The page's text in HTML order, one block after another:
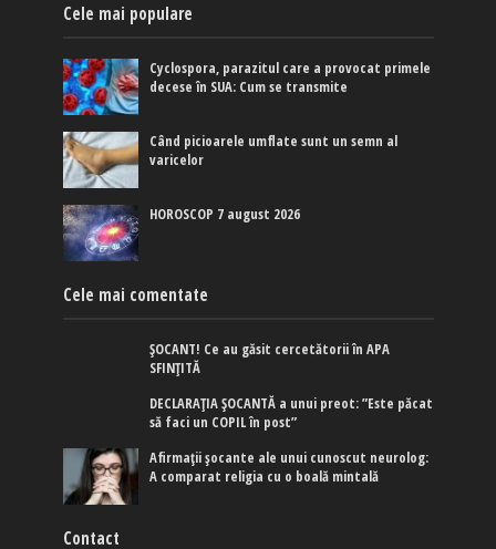
Cele mai populare
Cyclospora, parazitul care a provocat primele
decese în SUA: Cum se transmite
Când picioarele umflate sunt un semn al
varicelor
HOROSCOP 7 august 2026
Cele mai comentate
ȘOCANT! Ce au găsit cercetătorii în APA
SFINȚITĂ
DECLARAȚIA ȘOCANTĂ a unui preot: ”Este păcat
să faci un COPIL în post”
Afirmaţii şocante ale unui cunoscut neurolog:
A comparat religia cu o boală mintală
Contact